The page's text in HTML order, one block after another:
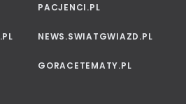
PACJENCI.PL
NEWS.SWIATGWIAZD.PL
GORACETEMATY.PL